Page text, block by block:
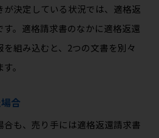
決定している状況では、適格返
。適格請求書のなかに適格返還
組み込むと、2つの文書を別々
。
合
も、売り手には適格返還請求書